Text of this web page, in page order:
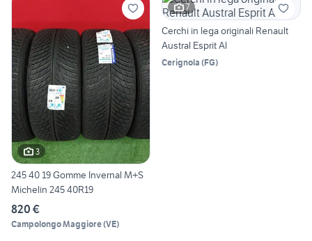
3
245 40 19 Gomme Invernal M+S
Michelin 245 40R19
820 €
Campolongo Maggiore(VE)
7
Cerchi in lega originali Renault
Austral Esprit Al
Cerignola (FG)